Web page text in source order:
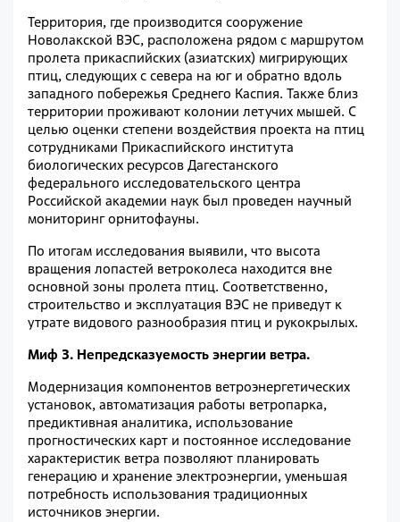
Территория, где производится сооружение
Новолакской ВЭС, расположена рядом с маршрутом
пролета прикаспийских (азиатских) мигрирующих
птиц, следующих с севера на юг и обратно вдоль
западного побережья Среднего Каспия. Также близ
территории проживают колонии летучих мышей. С
целью оценки степени воздействия проекта на птиц
сотрудниками Прикаспийского института
биологических ресурсов Дагестанского
федерального исследовательского центра
Российской академии наук был проведен научный
мониторинг орнитофауны.
По итогам исследования выявили, что высота
вращения лопастей ветроколеса находится вне
основной зоны пролета птиц. Соответственно,
строительство и эксплуатация ВЭС не приведут к
утрате видового разнообразия птиц и рукокрылых.
Миф 3. Непредсказуемость энергии ветра.
Модернизация компонентов ветроэнергетических
установок, автоматизация работы ветропарка,
предиктивная аналитика, использование
прогностических карт и постоянное исследование
характеристик ветра позволяют планировать
генерацию и хранение электроэнергии, уменьшая
потребность использования традиционных
источников энергии.